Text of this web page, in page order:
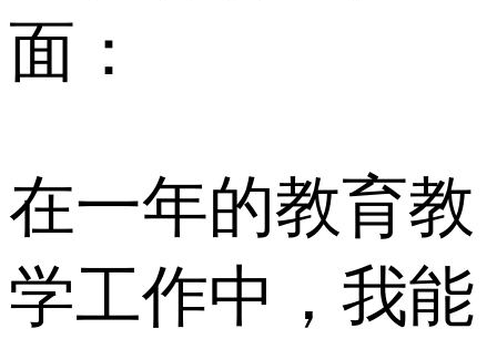
面：
在一年的教育教
学工作中，我能